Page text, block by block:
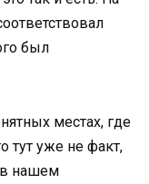
был
местах, где
тут уже не факт,
в нашем